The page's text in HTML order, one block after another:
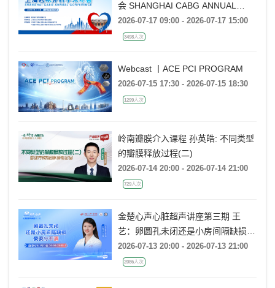
会 SHANGHAI CABG ANNUAL
CONFERENCE
2026-07-17 09:00 - 2026-07-17 15:00
3498人次
Webcast 丨ACE PCI PROGRAM
2026-07-15 17:30 - 2026-07-15 18:30
1299人次
岭南瓣膜介入课程 孙英皓: 不同类型
的瓣膜释放过程(二)
2026-07-14 20:00 - 2026-07-14 21:00
729人次
金楚心声心脏超声讲座第三期 王
艺：卵圆孔未闭还是小房间隔缺损，
傻傻分不清
2026-07-13 20:00 - 2026-07-13 21:00
2086人次